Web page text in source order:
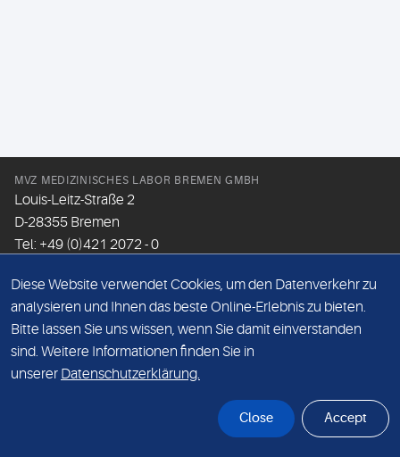
MVZ MEDIZINISCHES LABOR BREMEN GMBH
Louis-Leitz-Straße 2
D-28355 Bremen
Tel: +49 (0)421 2072 - 0
Email:info@mlhb.de
DATENSCHUTZ
IMPRESSUM
Diese Website verwendet Cookies, um den Datenverkehr zu
analysieren und Ihnen das beste Online-Erlebnis zu bieten.
Bitte lassen Sie uns wissen, wenn Sie damit einverstanden
sind. Weitere Informationen finden Sie in
unserer Datenschutzerklärung.
Close Accept